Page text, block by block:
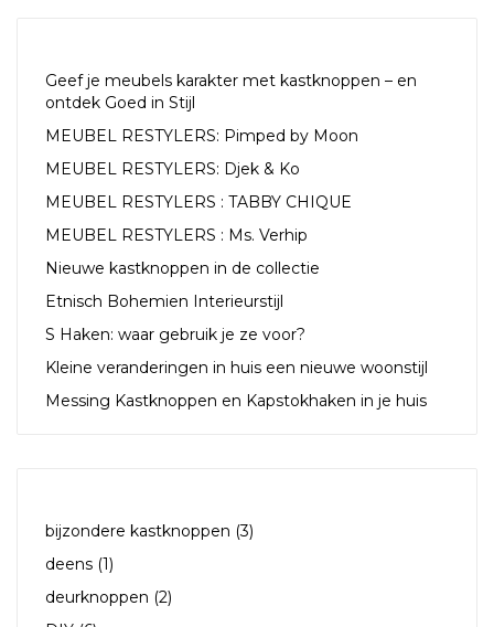
Geef je meubels karakter met kastknoppen – en
ontdek Goed in Stijl
MEUBEL RESTYLERS: Pimped by Moon
MEUBEL RESTYLERS: Djek & Ko
MEUBEL RESTYLERS : TABBY CHIQUE
MEUBEL RESTYLERS : Ms. Verhip
Nieuwe kastknoppen in de collectie
Etnisch Bohemien Interieurstijl
S Haken: waar gebruik je ze voor?
Kleine veranderingen in huis een nieuwe woonstijl
Messing Kastknoppen en Kapstokhaken in je huis
bijzondere kastknoppen (3)
deens (1)
deurknoppen (2)